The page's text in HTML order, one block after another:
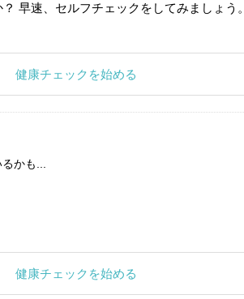
早速、セルフチェックをしてみましょう。
健康チェックを始める
かも...
健康チェックを始める